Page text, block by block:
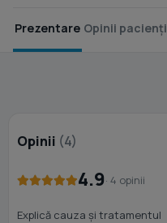
Prezentare Opinii pacienți
Opinii (4)
4.9· 4 opinii
Explică cauza și tratamentul